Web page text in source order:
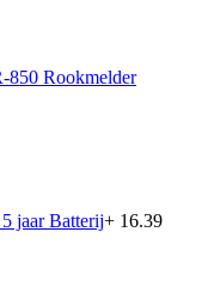
Rookmelder
jaar Batterij+ 16.39